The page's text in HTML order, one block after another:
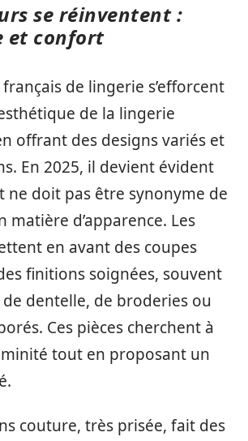
se réinventent :
et confort
de lingerie s’efforcent
de la lingerie
offrant des designs variés et
En 2025, il devient évident
ne doit pas être synonyme de
matière d’apparence. Les
en avant des coupes
finitions soignées, souvent
dentelle, de broderies ou
Ces pièces cherchent à
tout en proposant un
couture, très prisée, fait des